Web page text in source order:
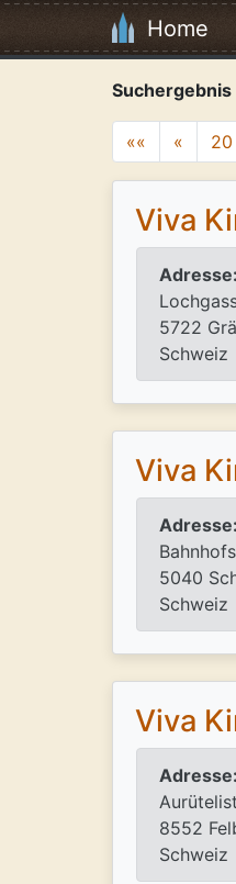
Home
Suchergebnis
«« « 20
Viva
Adresse:
5722
Schweiz
Viva
Adresse:
5040
Schweiz
Viva
Adresse:
8552
Schweiz